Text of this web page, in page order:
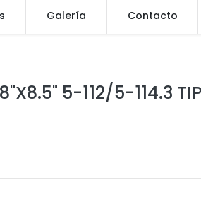
Galería Contacto
5-112/5-114.3